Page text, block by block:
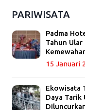
PARIWISATA
Padma
Tahun
15 Januari
Ekowisata
Daya Tarik